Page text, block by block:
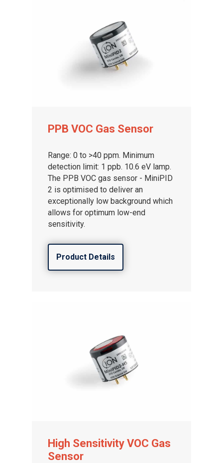
PPB VOC Gas Sensor
Range: 0 to >40 ppm. Minimum
detection limit: 1 ppb. 10.6 eV lamp.
The PPB VOC gas sensor - MiniPID
2 is optimised to deliver an
exceptionally low background which
allows for optimum low-end
sensitivity.
Product Details
High Sensitivity VOC Gas
Sensor